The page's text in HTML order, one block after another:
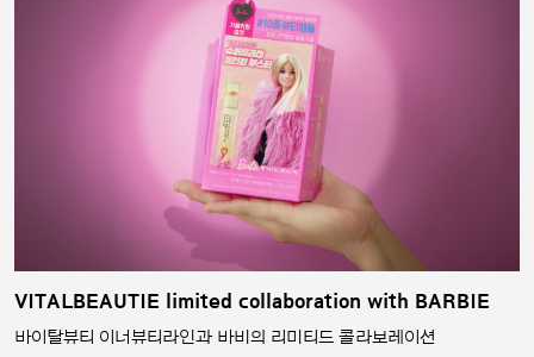
VITALBEAUTIE limited collaboration with BARBIE
바이탈뷰티 이너뷰티라인과 바비의 리미티드 콜라보레이션